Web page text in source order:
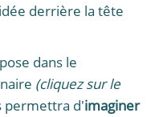
derrière la tête
dans le
(cliquez sur le
permettra d'imaginer